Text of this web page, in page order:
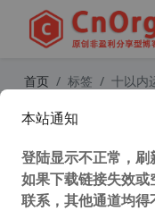
首页 标签 十以内
本站通知
登陆显示不正常，刷
如果下载链接失效或
联系，其他通道均